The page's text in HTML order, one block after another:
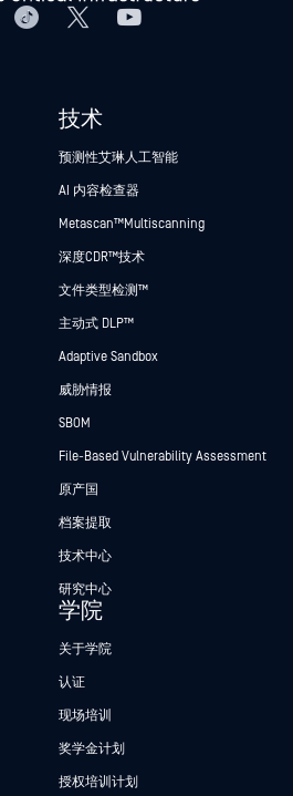
技术
预测性艾琳人工智能
AI 内容检查器
Metascan™ Multiscanning
深度CDR™技术
文件类型检测™
主动式 DLP™
Adaptive Sandbox
威胁情报
SBOM
File-Based Vulnerability Assessment
原产国
档案提取
技术中心
研究中心
学院
关于学院
认证
现场培训
奖学金计划
授权培训计划